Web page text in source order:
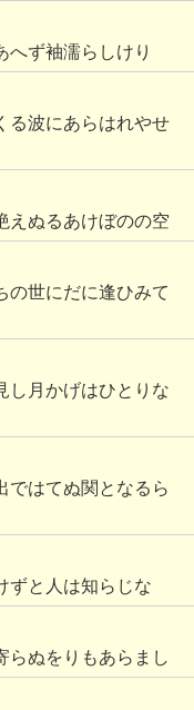
へず袖濡らしけり
る波にあらはれやせ
えぬるあけぼのの空
の世にだに逢ひみて
し月かげはひとりな
ではてぬ関となるら
ずと人は知らじな
らぬをりもあらまし